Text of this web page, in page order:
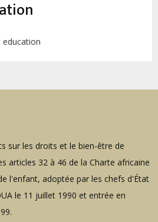
sur les droits et le bien-être de
articles 32 à 46 de la Charte africaine
l'enfant, adoptée par les chefs d'État
le 11 juillet 1990 et entrée en